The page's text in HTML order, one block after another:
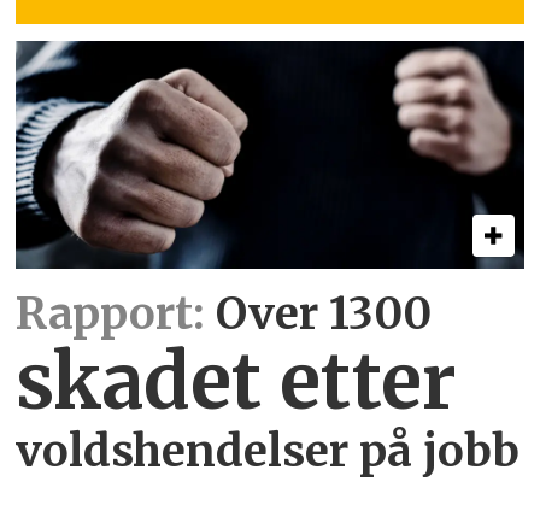
Rapport: Over 1300
skadet etter
voldshendelser på jobb